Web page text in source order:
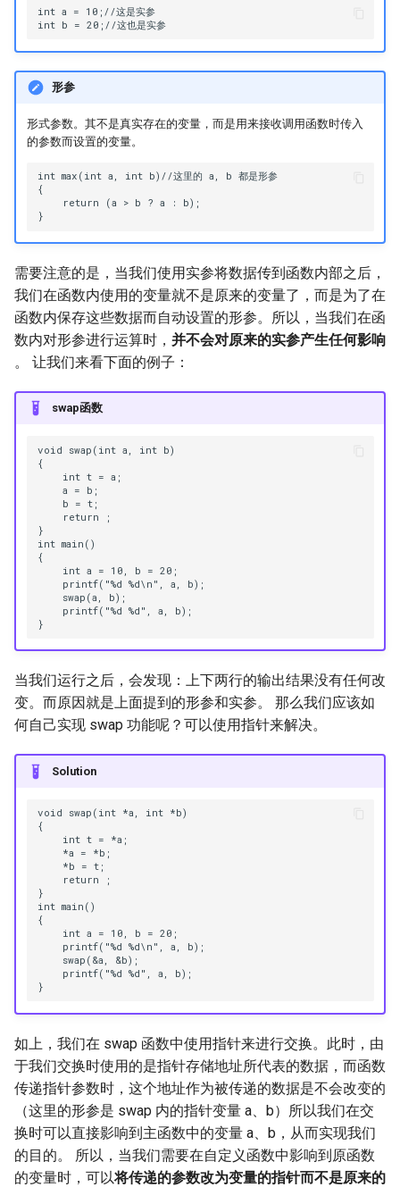
int a = 10;//这是实参
形参
形式参数。其不是真实存在的变量，而是用来接收调用函数时传入
的参数而设置的变量。
int max(int a, int b)//这里的 a, b 都是形参
{
    return (a > b ? a : b);
需要注意的是，当我们使用实参将数据传到函数内部之后，
我们在函数内使用的变量就不是原来的变量了，而是为了在
函数内保存这些数据而自动设置的形参。所以，当我们在函
数内对形参进行运算时， 并不会对原来的实参产生任何影响
。 让我们来看下面的例子：
swap函数
void swap(int a, int b)
{
    int t = a;
    a = b;
    b = t;
    return ;
}
int main()
{
    int a = 10, b = 20;
    printf("%d %d\n", a, b);
    swap(a, b);
    printf("%d %d", a, b);
当我们运行之后，会发现：上下两行的输出结果没有任何改
变。而原因就是上面提到的形参和实参。 那么我们应该如
何自己实现 swap 功能呢？可以使用指针来解决。
Solution
void swap(int *a, int *b)
{
    int t = *a;
    *a = *b;
    *b = t;
    return ;
}
int main()
{
    int a = 10, b = 20;
    printf("%d %d\n", a, b);
    swap(&a, &b);
    printf("%d %d", a, b);
如上，我们在 swap 函数中使用指针来进行交换。此时，由
于我们交换时使用的是指针存储地址所代表的数据，而函数
传递指针参数时，这个地址作为被传递的数据是不会改变的
（这里的形参是 swap 内的指针变量 a、b）所以我们在交
换时可以直接影响到主函数中的变量 a、b，从而实现我们
的目的。 所以，当我们需要在自定义函数中影响到原函数
的变量时，可以将传递的参数改为变量的指针而不是原来的